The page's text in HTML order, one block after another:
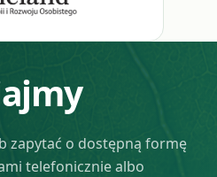
zapytać o dostępną formę
telefonicznie albo